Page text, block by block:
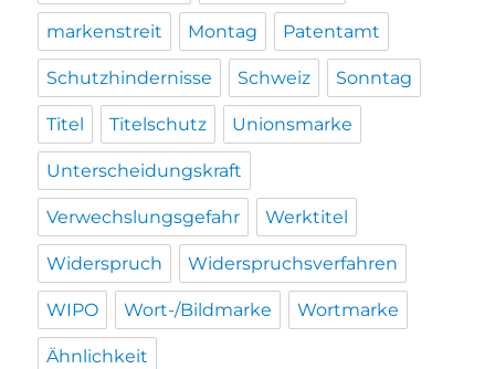
markenstreit Montag Patentamt
Schutzhindernisse Schweiz Sonntag
Titel Titelschutz Unionsmarke
Unterscheidungskraft
Verwechslungsgefahr Werktitel
Widerspruch Widerspruchsverfahren
WIPO Wort-/Bildmarke Wortmarke
Ähnlichkeit